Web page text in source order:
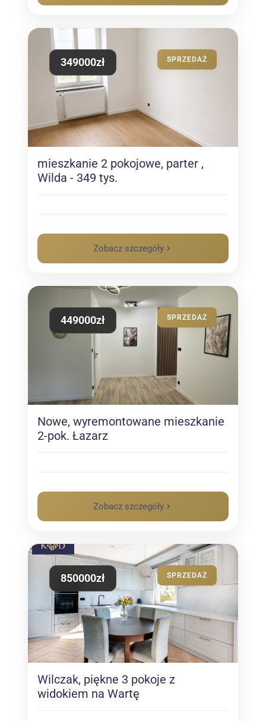
349000zł SPRZEDAŻ
mieszkanie 2 pokojowe, parter ,
Wilda - 349 tys.
Zobacz szczegóły
449000zł SPRZEDAŻ
Nowe, wyremontowane mieszkanie
2-pok. Łazarz
Zobacz szczegóły
850000zł SPRZEDAŻ
Wilczak, piękne 3 pokoje z
widokiem na Wartę